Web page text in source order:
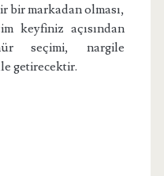
markadan olması,
keyfiniz açısından
seçimi, nargile
getirecektir.